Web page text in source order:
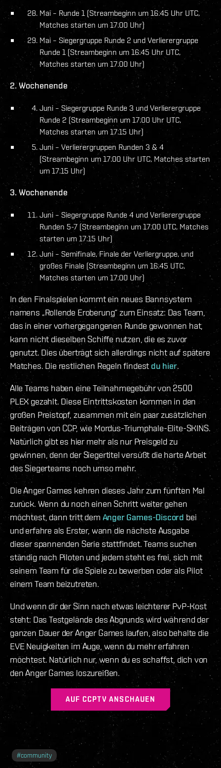
Mai – Runde 1 (Streambeginn um 16:45 Uhr UTC,
Matches starten um 17:00 Uhr)
Mai – Siegergruppe Runde 2 und Verlierergruppe
Runde 1 (Streambeginn um 16:45 Uhr UTC,
Matches starten um 17:00 Uhr)
2. Wochenende
Juni – Siegergruppe Runde 3 und Verlierergruppe
Runde 2 (Streambeginn um 17:00 Uhr UTC,
Matches starten um 17:15 Uhr)
Juni – Verlierergruppen Runden 3 & 4
(Streambeginn um 17:00 Uhr UTC, Matches starten
um 17:15 Uhr)
3. Wochenende
Juni – Siegergruppe Runde 4 und Verlierergruppe
Runden 5-7 (Streambeginn um 17:00 UTC, Matches
starten um 17:15 Uhr)
Juni – Semifinale, Finale der Verliergruppe, und
großes Finale (Streambeginn um 16:45 UTC,
Matches starten um 17:00 Uhr)
In den Finalspielen kommt ein neues Bannsystem
namens „Rollende Eroberung“ zum Einsatz: Das Team,
das in einer vorhergegangenen Runde gewonnen hat,
kann nicht dieselben Schiffe nutzen, die es zuvor
genutzt. Dies überträgt sich allerdings nicht auf spätere
Matches. Die restlichen Regeln findest du hier.
Alle Teams haben eine Teilnahmegebühr von 2500
PLEX gezahlt. Diese Eintrittskosten kommen in den
großen Preistopf, zusammen mit ein paar zusätzlichen
Beiträgen von CCP, wie Mordus-Triumphale-Elite-SKINS.
Natürlich gibt es hier mehr als nur Preisgeld zu
gewinnen, denn der Siegertitel versüßt die harte Arbeit
des Siegerteams noch umso mehr.
Die Anger Games kehren dieses Jahr zum fünften Mal
zurück. Wenn du noch einen Schritt weiter gehen
möchtest, dann tritt dem Anger Games-Discord bei
und erfahre als Erster, wann die nächste Ausgabe
dieser spannenden Serie stattfindet. Teams suchen
ständig nach Piloten und jedem steht es frei, sich mit
seinem Team für die Spiele zu bewerben oder als Pilot
einem Team beizutreten.
Und wenn dir der Sinn nach etwas leichterer PvP-Kost
steht: Das Testgelände des Abgrunds wird während der
ganzen Dauer der Anger Games laufen, also behalte die
EVE Neuigkeiten im Auge, wenn du mehr erfahren
möchtest. Natürlich nur, wenn du es schaffst, dich von
den Anger Games loszureißen.
AUF CCPTV ANSCHAUEN
#community